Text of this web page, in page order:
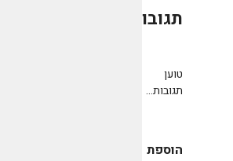
תגובות
טוען
תגובות...
הוספת